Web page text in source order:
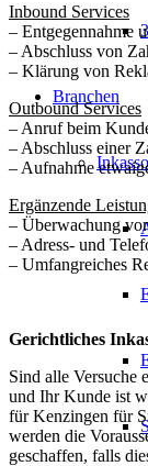
Branchen
Inbound Services
– Entgegennahme
– Abschluss von
– Klärung von
Outbound Services
– Anruf beim
– Abschluss einer
– Aufnahme
Ergänzende
– Überwachung
– Adress- und
– Umfangreiches
Gerichtliches
Sind alle Versuche
und Ihr Kunde ist
für Kenzingen für
werden die
geschaffen, falls